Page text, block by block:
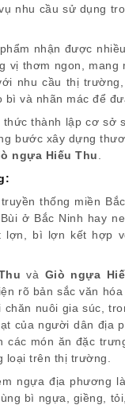
nhu cầu sử dụng
nhận được
thơm ngon, mang
nhu cầu thị
và nhãn mác để
thành lập cơ sở
bước xây dựng
ngựa Hiếu Thu
:
thống miền
ở Bắc Ninh hay
bì lợn kết hợp
và Giò ngựa
rõ bản sắc văn
nuôi gia súc,
của người dân địa
các món ăn đặc
loại trên thị trường.
ngựa địa phương
bì ngựa, giềng,